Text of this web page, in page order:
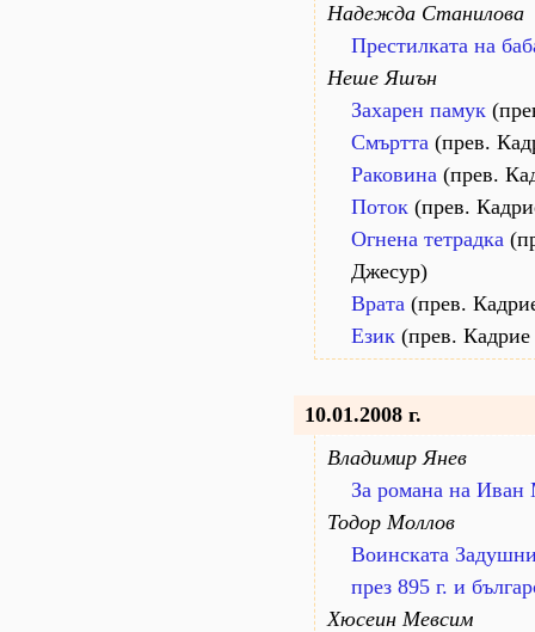
Надежда Станилова
Престилката на
Неше Яшън
Захарен памук
Смъртта (прев.
Раковина (прев.
Поток (прев.
Огнена тетрадка
Джесур)
Врата (прев.
Език (прев.
10.01.2008 г.
Владимир Янев
За романа на Иван
Тодор Моллов
Воинската
през 895 г. и
Хюсеин Мевсим